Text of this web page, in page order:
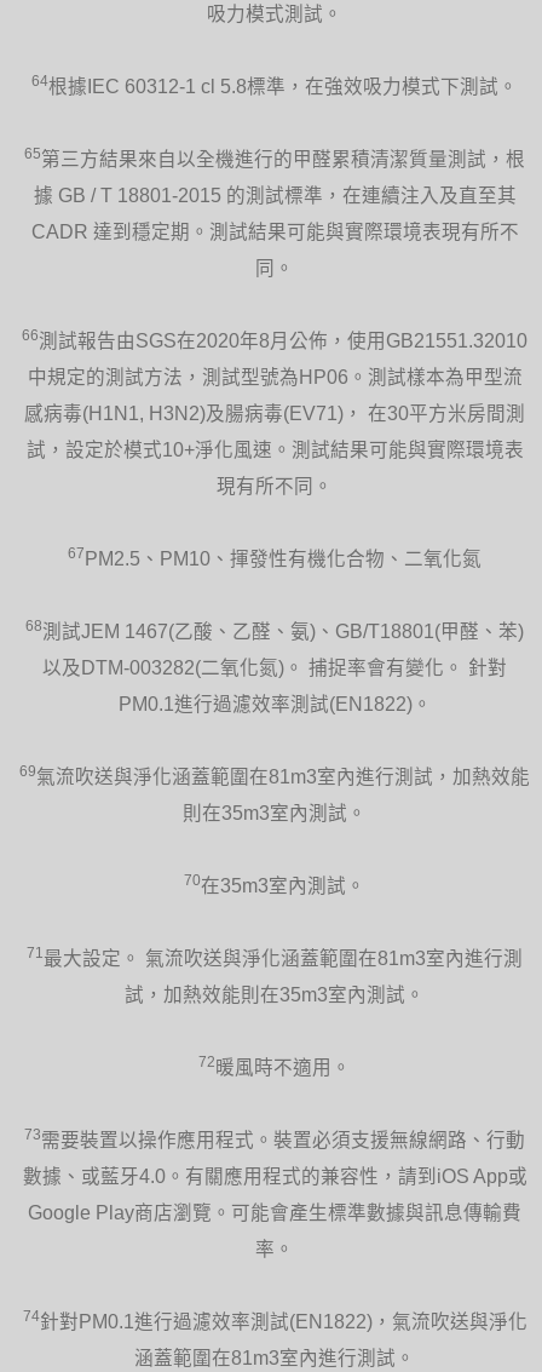
吸力模式測試。
64根據IEC 60312-1 cl 5.8標準，在強效吸力模式下測試。
65第三方結果來自以全機進行的甲醛累積清潔質量測試，根
據 GB / T 18801-2015 的測試標準，在連續注入及直至其
CADR 達到穩定期。測試結果可能與實際環境表現有所不
同。
66測試報告由SGS在2020年8月公佈，使用GB21551.32010
中規定的測試方法，測試型號為HP06。測試樣本為甲型流
感病毒(H1N1, H3N2)及腸病毒(EV71)， 在30平方米房間測
試，設定於模式10+淨化風速。測試結果可能與實際環境表
現有所不同。
67 PM2.5、PM10、揮發性有機化合物、二氧化氮
68測試JEM 1467(乙酸、乙醛、氨)、GB/T18801(甲醛、苯)
以及DTM-003282(二氧化氮)。 捕捉率會有變化。 針對
PM0.1進行過濾效率測試(EN1822)。
69氣流吹送與淨化涵蓋範圍在81m3室內進行測試，加熱效能
則在35m3室內測試。
70在35m3室內測試。
71 最大設定。 氣流吹送與淨化涵蓋範圍在81m3室內進行測
試，加熱效能則在35m3室內測試。
72 暖風時不適用。
73需要裝置以操作應用程式。裝置必須支援無線網路、行動
數據、或藍牙4.0。有關應用程式的兼容性，請到iOS App或
Google Play商店瀏覽。可能會產生標準數據與訊息傳輸費
率。
74針對PM0.1進行過濾效率測試(EN1822)，氣流吹送與淨化
涵蓋範圍在81m3室內進行測試。